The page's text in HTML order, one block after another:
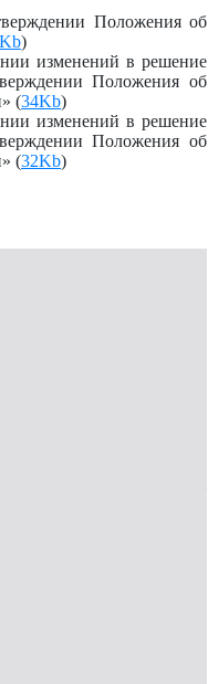
Положения об
)
изменений в решение
Положения об
(34Kb)
изменений в решение
Положения об
(32Kb)